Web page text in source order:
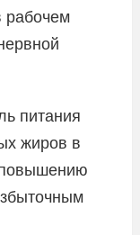
питания
жиров в